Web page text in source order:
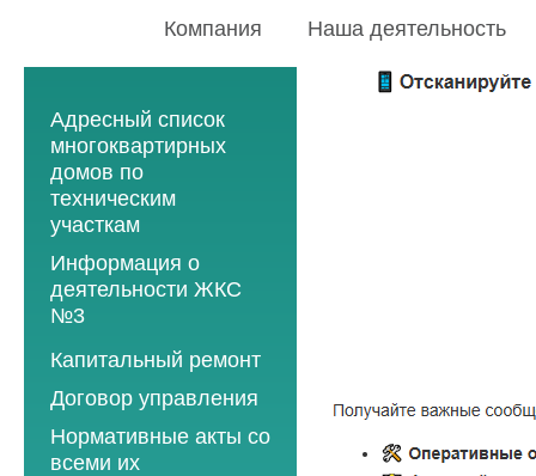
Компания Наша деятельность
Адресный список
многоквартирных
домов по
техническим
участкам
Информация о
деятельности ЖКС
№3
Программы
2013 год
Капитальный ремонт
Договор управления
Нормативные акты со
всеми их